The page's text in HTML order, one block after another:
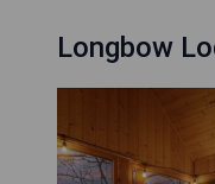
Longbow